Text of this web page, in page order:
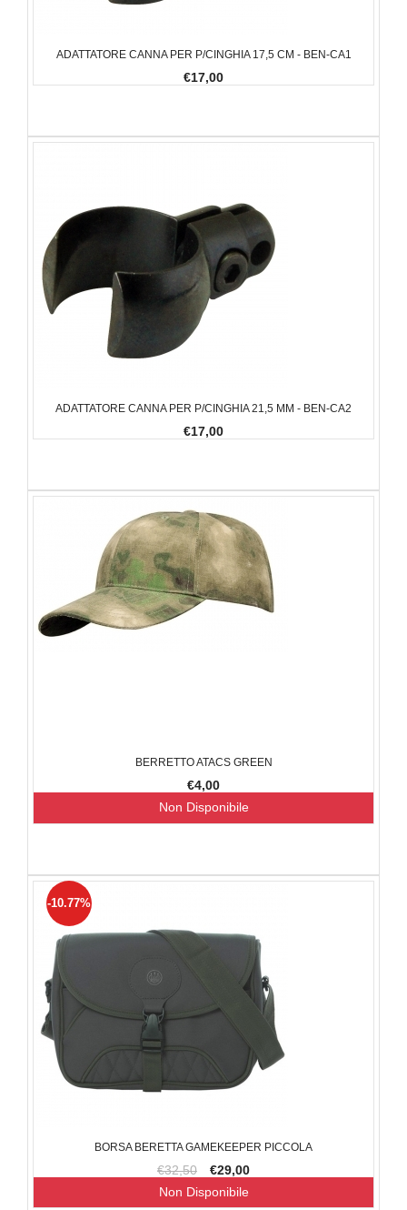
ADATTATORE CANNA PER P/CINGHIA 17,5 CM - BEN-CA1
€17,00
ADATTATORE CANNA PER P/CINGHIA 21,5 MM - BEN-CA2
€17,00
BERRETTO ATACS GREEN
€4,00
Non Disponibile
BORSA BERETTA GAMEKEEPER PICCOLA
€32,50 €29,00
-10.77%
Non Disponibile